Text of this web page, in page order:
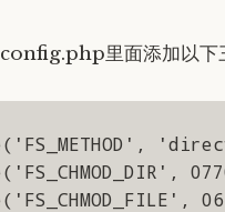
里面添加以下